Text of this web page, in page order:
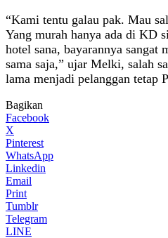
“Kami tentu galau pak. Mau
Yang murah hanya ada di KD
hotel sana, bayarannya sangat
sama saja,” ujar Melki, salah
lama menjadi pelanggan tetap
Bagikan
Facebook
X
Pinterest
WhatsApp
Linkedin
Email
Print
Tumblr
Telegram
LINE